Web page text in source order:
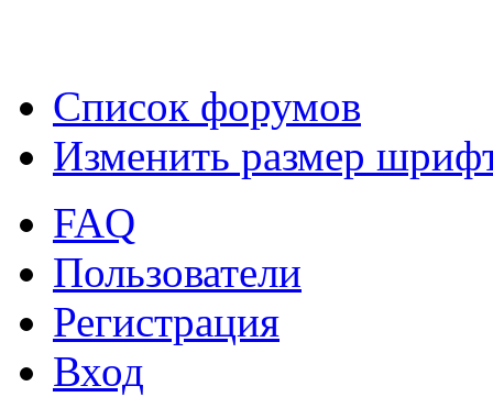
Список форумов
Изменить размер
FAQ
Пользователи
Регистрация
Вход